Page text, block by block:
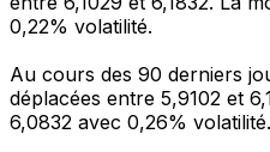
0,22% volatilité.
Au cours des 90 derniers
déplacées entre 5,9102 et
6,0832 avec 0,26% volatilité.